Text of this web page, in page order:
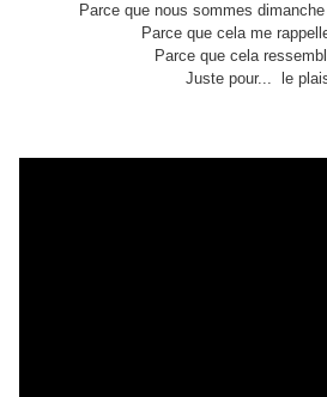
Parce que nous sommes
Parce que cela me
Parce que cela
Juste pour... le